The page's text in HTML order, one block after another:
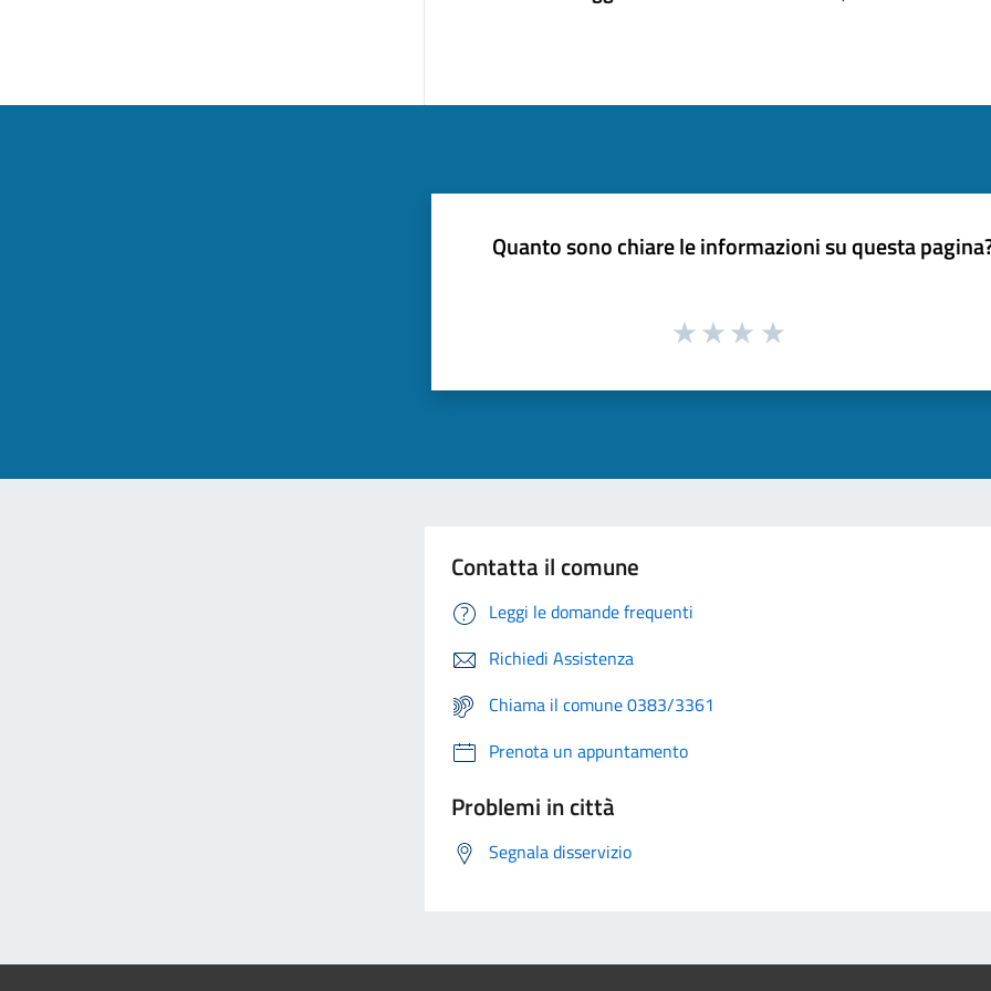
Quanto sono chiare le informazioni su questa
Contatta il comune
Leggi le domande frequenti
Richiedi Assistenza
Chiama il comune 0383/3361
Prenota un appuntamento
Problemi in città
Segnala disservizio